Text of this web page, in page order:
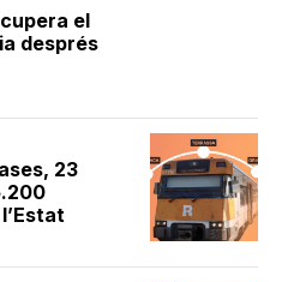
el
després
23